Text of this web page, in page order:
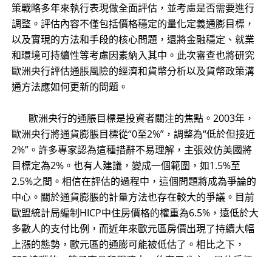
策戰略多年來執行表現做全面評估，並考慮是否需要進行
調整。評估內容不僅包括價格穩定的量化定義通膨目標，
以及實現的方法和手段的核心問題，還將金融穩定、就業
和環境可持續性等考慮因素納入其中。此次審查也將研究
歐洲央行評估通脹風險的經濟和貨幣分析以及貨幣政策溝
通方法應如何更新的問題。
歐洲央行的通脹目標是投資者關注的焦點。2003年，
歐洲央行將通貨膨脹目標從“0至2%”，調整為“低於但接近
2%”。許多專家認為這種措辭不易理解，主張效仿美國將
目標定為2%。也有人建議，變成一個範圍，如1.5%至
2.5%之間。相信在評估的過程中，這個問題將成為爭論的
中心。關於通貨膨脹的計量方法也存在較大的爭議。目前
歐盟統計局編制HICP中住房價格的權重為6.5%，遠低於大
多數人的支付比例，而近年來歐元區房價出現了持續大幅
上漲的態勢，歐元區的通膨可能被低估了。相比之下，